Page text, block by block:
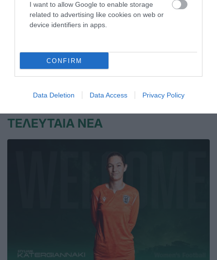
I want to allow Google to enable storage
related to advertising like cookies on web or
device identifiers in apps.
CONFIRM
Data Deletion Data Access Privacy Policy
Σαν σήμερα το 2024-Τρίτος στην
Ευρώπη ο Κωστάκης!
πρωτάθλημα της Μαδέιρα
ΤΕΛΕΥΤΑΙΑ ΝΕΑ